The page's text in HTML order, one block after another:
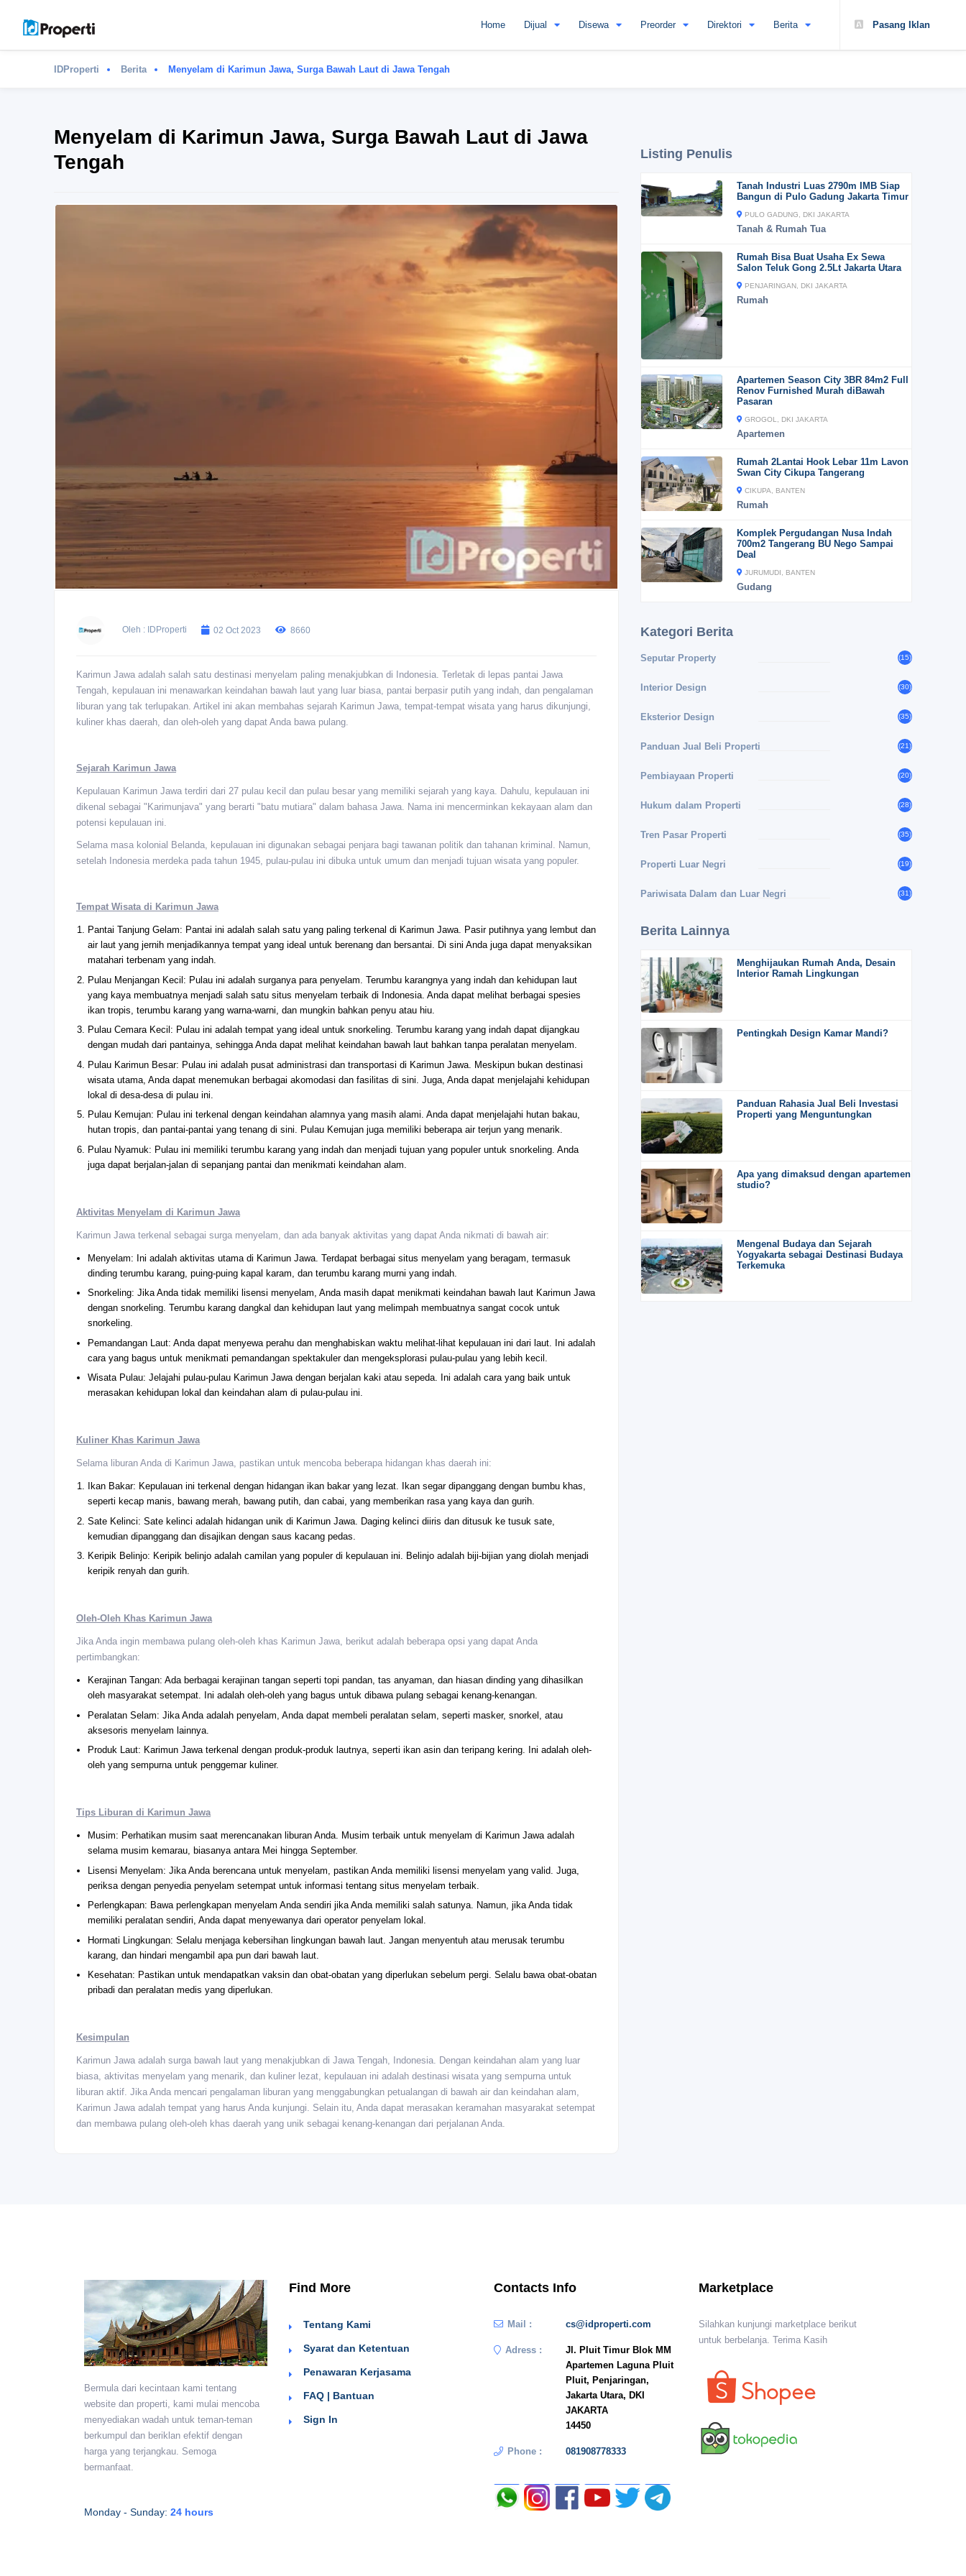
Pasang Iklan
Home Dijual Disewa Preorder Direktori Berita
IDProperti Berita Menyelam di Karimun Jawa, Surga Bawah Laut di Jawa Tengah
Menyelam di Karimun Jawa, Surga Bawah Laut di Jawa
Tengah
Oleh : IDProperti 02 Oct 2023 8660
Karimun Jawa adalah salah satu destinasi menyelam paling menakjubkan di Indonesia. Terletak di lepas pantai Jawa
Tengah, kepulauan ini menawarkan keindahan bawah laut yang luar biasa, pantai berpasir putih yang indah, dan pengalaman
liburan yang tak terlupakan. Artikel ini akan membahas sejarah Karimun Jawa, tempat-tempat wisata yang harus dikunjungi,
kuliner khas daerah, dan oleh-oleh yang dapat Anda bawa pulang.
Sejarah Karimun Jawa
Kepulauan Karimun Jawa terdiri dari 27 pulau kecil dan pulau besar yang memiliki sejarah yang kaya. Dahulu, kepulauan ini
dikenal sebagai "Karimunjava" yang berarti "batu mutiara" dalam bahasa Jawa. Nama ini mencerminkan kekayaan alam dan
potensi kepulauan ini.
Selama masa kolonial Belanda, kepulauan ini digunakan sebagai penjara bagi tawanan politik dan tahanan kriminal. Namun,
setelah Indonesia merdeka pada tahun 1945, pulau-pulau ini dibuka untuk umum dan menjadi tujuan wisata yang populer.
Tempat Wisata di Karimun Jawa
Pantai Tanjung Gelam: Pantai ini adalah salah satu yang paling terkenal di Karimun Jawa. Pasir putihnya yang lembut dan
air laut yang jernih menjadikannya tempat yang ideal untuk berenang dan bersantai. Di sini Anda juga dapat menyaksikan
matahari terbenam yang indah.
Pulau Menjangan Kecil: Pulau ini adalah surganya para penyelam. Terumbu karangnya yang indah dan kehidupan laut
yang kaya membuatnya menjadi salah satu situs menyelam terbaik di Indonesia. Anda dapat melihat berbagai spesies
ikan tropis, terumbu karang yang warna-warni, dan mungkin bahkan penyu atau hiu.
Pulau Cemara Kecil: Pulau ini adalah tempat yang ideal untuk snorkeling. Terumbu karang yang indah dapat dijangkau
dengan mudah dari pantainya, sehingga Anda dapat melihat keindahan bawah laut bahkan tanpa peralatan menyelam.
Pulau Karimun Besar: Pulau ini adalah pusat administrasi dan transportasi di Karimun Jawa. Meskipun bukan destinasi
wisata utama, Anda dapat menemukan berbagai akomodasi dan fasilitas di sini. Juga, Anda dapat menjelajahi kehidupan
lokal di desa-desa di pulau ini.
Pulau Kemujan: Pulau ini terkenal dengan keindahan alamnya yang masih alami. Anda dapat menjelajahi hutan bakau,
hutan tropis, dan pantai-pantai yang tenang di sini. Pulau Kemujan juga memiliki beberapa air terjun yang menarik.
Pulau Nyamuk: Pulau ini memiliki terumbu karang yang indah dan menjadi tujuan yang populer untuk snorkeling. Anda
juga dapat berjalan-jalan di sepanjang pantai dan menikmati keindahan alam.
Aktivitas Menyelam di Karimun Jawa
Karimun Jawa terkenal sebagai surga menyelam, dan ada banyak aktivitas yang dapat Anda nikmati di bawah air:
Menyelam: Ini adalah aktivitas utama di Karimun Jawa. Terdapat berbagai situs menyelam yang beragam, termasuk
dinding terumbu karang, puing-puing kapal karam, dan terumbu karang murni yang indah.
Snorkeling: Jika Anda tidak memiliki lisensi menyelam, Anda masih dapat menikmati keindahan bawah laut Karimun Jawa
dengan snorkeling. Terumbu karang dangkal dan kehidupan laut yang melimpah membuatnya sangat cocok untuk
snorkeling.
Pemandangan Laut: Anda dapat menyewa perahu dan menghabiskan waktu melihat-lihat kepulauan ini dari laut. Ini adalah
cara yang bagus untuk menikmati pemandangan spektakuler dan mengeksplorasi pulau-pulau yang lebih kecil.
Wisata Pulau: Jelajahi pulau-pulau Karimun Jawa dengan berjalan kaki atau sepeda. Ini adalah cara yang baik untuk
merasakan kehidupan lokal dan keindahan alam di pulau-pulau ini.
Kuliner Khas Karimun Jawa
Selama liburan Anda di Karimun Jawa, pastikan untuk mencoba beberapa hidangan khas daerah ini:
Ikan Bakar: Kepulauan ini terkenal dengan hidangan ikan bakar yang lezat. Ikan segar dipanggang dengan bumbu khas,
seperti kecap manis, bawang merah, bawang putih, dan cabai, yang memberikan rasa yang kaya dan gurih.
Sate Kelinci: Sate kelinci adalah hidangan unik di Karimun Jawa. Daging kelinci diiris dan ditusuk ke tusuk sate,
kemudian dipanggang dan disajikan dengan saus kacang pedas.
Keripik Belinjo: Keripik belinjo adalah camilan yang populer di kepulauan ini. Belinjo adalah biji-bijian yang diolah menjadi
keripik renyah dan gurih.
Oleh-Oleh Khas Karimun Jawa
Jika Anda ingin membawa pulang oleh-oleh khas Karimun Jawa, berikut adalah beberapa opsi yang dapat Anda
pertimbangkan:
Kerajinan Tangan: Ada berbagai kerajinan tangan seperti topi pandan, tas anyaman, dan hiasan dinding yang dihasilkan
oleh masyarakat setempat. Ini adalah oleh-oleh yang bagus untuk dibawa pulang sebagai kenang-kenangan.
Peralatan Selam: Jika Anda adalah penyelam, Anda dapat membeli peralatan selam, seperti masker, snorkel, atau
aksesoris menyelam lainnya.
Produk Laut: Karimun Jawa terkenal dengan produk-produk lautnya, seperti ikan asin dan teripang kering. Ini adalah oleh-
oleh yang sempurna untuk penggemar kuliner.
Tips Liburan di Karimun Jawa
Musim: Perhatikan musim saat merencanakan liburan Anda. Musim terbaik untuk menyelam di Karimun Jawa adalah
selama musim kemarau, biasanya antara Mei hingga September.
Lisensi Menyelam: Jika Anda berencana untuk menyelam, pastikan Anda memiliki lisensi menyelam yang valid. Juga,
periksa dengan penyedia penyelam setempat untuk informasi tentang situs menyelam terbaik.
Perlengkapan: Bawa perlengkapan menyelam Anda sendiri jika Anda memiliki salah satunya. Namun, jika Anda tidak
memiliki peralatan sendiri, Anda dapat menyewanya dari operator penyelam lokal.
Hormati Lingkungan: Selalu menjaga kebersihan lingkungan bawah laut. Jangan menyentuh atau merusak terumbu
karang, dan hindari mengambil apa pun dari bawah laut.
Kesehatan: Pastikan untuk mendapatkan vaksin dan obat-obatan yang diperlukan sebelum pergi. Selalu bawa obat-obatan
pribadi dan peralatan medis yang diperlukan.
Kesimpulan
Karimun Jawa adalah surga bawah laut yang menakjubkan di Jawa Tengah, Indonesia. Dengan keindahan alam yang luar
biasa, aktivitas menyelam yang menarik, dan kuliner lezat, kepulauan ini adalah destinasi wisata yang sempurna untuk
liburan aktif. Jika Anda mencari pengalaman liburan yang menggabungkan petualangan di bawah air dan keindahan alam,
Karimun Jawa adalah tempat yang harus Anda kunjungi. Selain itu, Anda dapat merasakan keramahan masyarakat setempat
dan membawa pulang oleh-oleh khas daerah yang unik sebagai kenang-kenangan dari perjalanan Anda.
Listing Penulis
Tanah Industri Luas 2790m IMB Siap
Bangun di Pulo Gadung Jakarta Timur
PULO GADUNG, DKI JAKARTA
Tanah & Rumah Tua
Rumah Bisa Buat Usaha Ex Sewa
Salon Teluk Gong 2.5Lt Jakarta Utara
PENJARINGAN, DKI JAKARTA
Rumah
Apartemen Season City 3BR 84m2 Full
Renov Furnished Murah diBawah
Pasaran
GROGOL, DKI JAKARTA
Apartemen
Rumah 2Lantai Hook Lebar 11m Lavon
Swan City Cikupa Tangerang
CIKUPA, BANTEN
Rumah
Komplek Pergudangan Nusa Indah
700m2 Tangerang BU Nego Sampai
Deal
JURUMUDI, BANTEN
Gudang
Kategori Berita
Seputar Property (15)
Interior Design (30)
Eksterior Design (35)
Panduan Jual Beli Properti (21)
Pembiayaan Properti (20)
Hukum dalam Properti (28)
Tren Pasar Properti (35)
Properti Luar Negri (19)
Pariwisata Dalam dan Luar Negri (31)
Berita Lainnya
Menghijaukan Rumah Anda, Desain
Interior Ramah Lingkungan
Pentingkah Design Kamar Mandi?
Panduan Rahasia Jual Beli Investasi
Properti yang Menguntungkan
Apa yang dimaksud dengan apartemen
studio?
Mengenal Budaya dan Sejarah
Yogyakarta sebagai Destinasi Budaya
Terkemuka
Bermula dari kecintaan kami tentang
website dan properti, kami mulai mencoba
menyediakan wadah untuk teman-teman
berkumpul dan beriklan efektif dengan
harga yang terjangkau. Semoga
bermanfaat.
Monday - Sunday: 24 hours
Find More
Tentang Kami
Syarat dan Ketentuan
Penawaran Kerjasama
FAQ | Bantuan
Sign In
Contacts Info
Mail : cs@idproperti.com
Adress :
Jl. Pluit Timur Blok MM
Apartemen Laguna Pluit
Pluit, Penjaringan,
Jakarta Utara, DKI
JAKARTA
14450
Phone : 081908778333
Marketplace
Silahkan kunjungi marketplace berikut
untuk berbelanja. Terima Kasih